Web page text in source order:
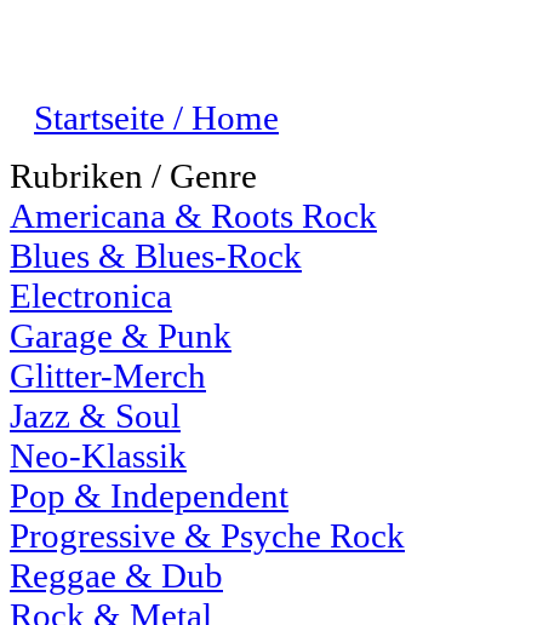
Startseite / Home
Rubriken / Genre
Americana & Roots Rock
Blues & Blues-Rock
Electronica
Garage & Punk
Glitter-Merch
Jazz & Soul
Neo-Klassik
Pop & Independent
Progressive & Psyche Rock
Reggae & Dub
Rock & Metal